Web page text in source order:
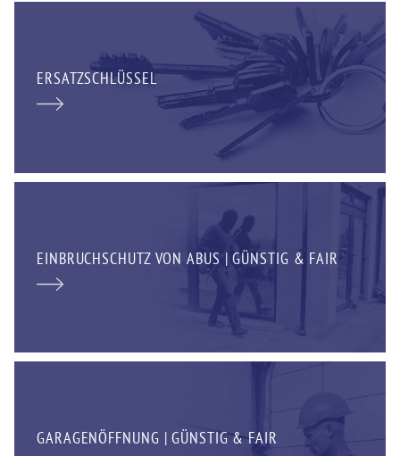
ERSATZSCHLÜSSEL
EINBRUCHSCHUTZ VON ABUS | GÜNSTIG & FAIR
GARAGENÖFFNUNG | GÜNSTIG & FAIR